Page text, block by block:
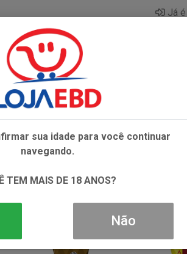
Já
CONGELADOS HIGIENE E
sua idade para você continuar
navegando.
TEM MAIS DE 18 ANOS?
Não